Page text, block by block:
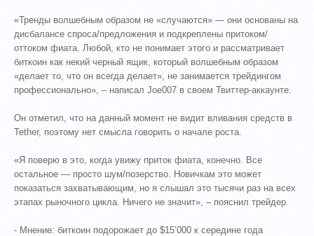
«Тренды волшебным образом не «случаются» — они основаны на
дисбалансе спроса/предложения и подкреплены притоком/
оттоком фиата. Любой, кто не понимает этого и рассматривает
биткоин как некий черный ящик, который волшебным образом
«делает то, что он всегда делает», не занимается трейдингом
профессионально», – написал Joe007 в своем Твиттер-аккаунте.
Он отметил, что на данный момент не видит вливания средств в
Tether, поэтому нет смысла говорить о начале роста.
«Я поверю в это, когда увижу приток фиата, конечно. Все
остальное — просто шум/позерство. Новичкам это может
показаться захватывающим, но я слышал это тысячи раз на всех
этапах рыночного цикла. Ничего не значит», – пояснил трейдер.
- Мнение: биткоин подорожает до $15’000 к середине года